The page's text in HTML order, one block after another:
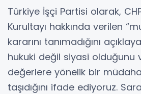
Türkiye İşçi Partisi olarak,
Kurultayı hakkında verilen
kararını tanımadığını
hukuki değil siyasi olduğunu
değerlere yönelik bir
taşıdığını ifade ediyoruz.